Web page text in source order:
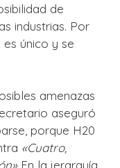
de
industrias. Por
único y se
amenazas
aseguró
porque H20
«Cuatro,
En la jerarquía